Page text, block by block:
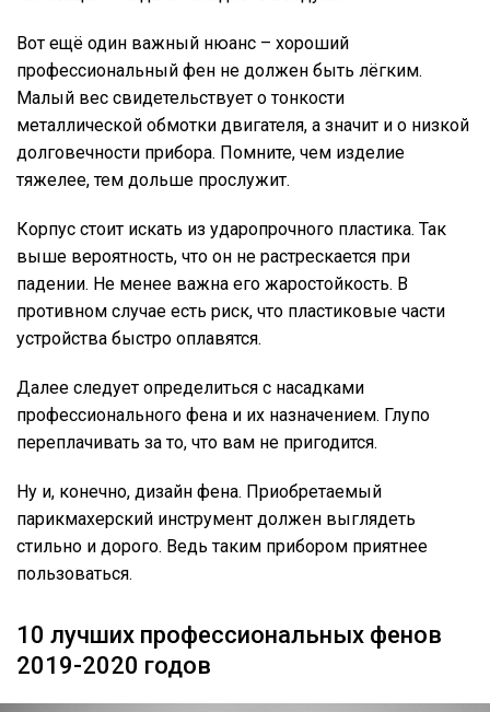
Вот ещё один важный нюанс – хороший
профессиональный фен не должен быть лёгким.
Малый вес свидетельствует о тонкости
металлической обмотки двигателя, а значит и о низкой
долговечности прибора. Помните, чем изделие
тяжелее, тем дольше прослужит.
Корпус стоит искать из ударопрочного пластика. Так
выше вероятность, что он не растрескается при
падении. Не менее важна его жаростойкость. В
противном случае есть риск, что пластиковые части
устройства быстро оплавятся.
Далее следует определиться с насадками
профессионального фена и их назначением. Глупо
переплачивать за то, что вам не пригодится.
Ну и, конечно, дизайн фена. Приобретаемый
парикмахерский инструмент должен выглядеть
стильно и дорого. Ведь таким прибором приятнее
пользоваться.
10 лучших профессиональных фенов
2019-2020 годов